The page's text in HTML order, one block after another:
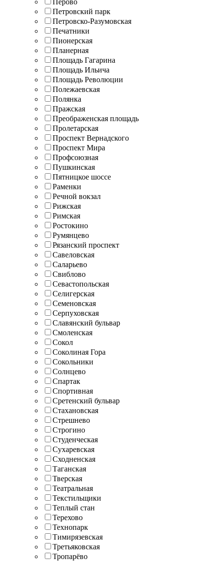
Петровский парк
Петровско-Разумовская
Печатники
Пионерская
Планерная
Площадь Гагарина
Площадь Ильича
Площадь Революции
Полежаевская
Полянка
Пражская
Преображенская площадь
Пролетарская
Проспект Вернадского
Проспект Мира
Профсоюзная
Пушкинская
Пятницкое шоссе
Раменки
Речной вокзал
Рижская
Римская
Ростокино
Румянцево
Рязанский проспект
Савеловская
Саларьево
Свиблово
Севастопольская
Селигерская
Семеновская
Серпуховская
Славянский бульвар
Смоленская
Сокол
Соколиная Гора
Сокольники
Солнцево
Спартак
Спортивная
Сретенский бульвар
Стахановская
Стрешнево
Строгино
Студенческая
Сухаревская
Сходненская
Таганская
Тверская
Театральная
Текстильщики
Теплый стан
Терехово
Технопарк
Тимирязевская
Третьяковская
Тропарёво